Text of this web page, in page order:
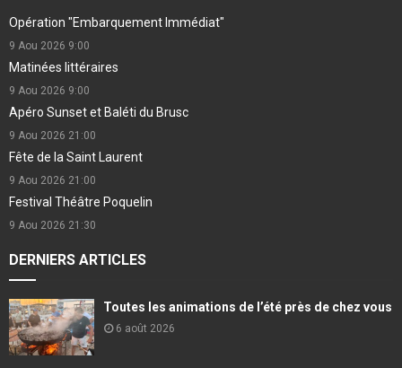
Opération "Embarquement Immédiat"
9 Aou 2026 9:00
Matinées littéraires
9 Aou 2026 9:00
Apéro Sunset et Baléti du Brusc
9 Aou 2026 21:00
Fête de la Saint Laurent
9 Aou 2026 21:00
Festival Théâtre Poquelin
9 Aou 2026 21:30
DERNIERS ARTICLES
Toutes les animations de l’été près de chez vous
6 août 2026